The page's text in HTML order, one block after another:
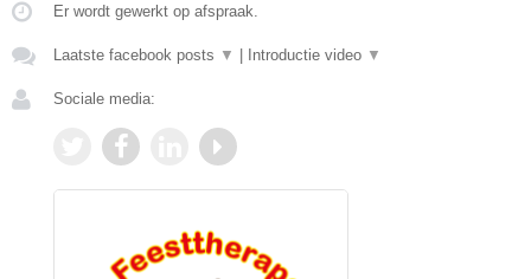
Er wordt gewerkt op afspraak.
Laatste facebook posts ▼ | Introductie video ▼
Sociale media: